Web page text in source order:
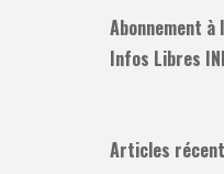
Abonnement à
Infos Libres
Articles